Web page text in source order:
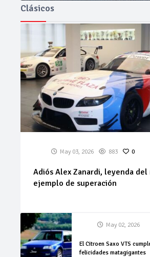
Clásicos
May 03, 2026 883 0
Adiós Alex Zanardi, leyenda
ejemplo de superación
May 02, 2026
El Citroen Saxo VTS
felicidades matagigantes